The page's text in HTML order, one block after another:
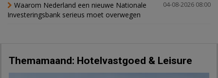
04-08-2026 08:00
Waarom Nederland een nieuwe Nationale
Investeringsbank serieus moet overwegen
Themamaand: Hotelvastgoed & Leisure